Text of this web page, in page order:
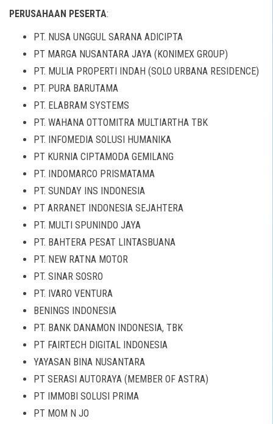
PERUSAHAAN PESERTA:
PT. NUSA UNGGUL SARANA ADICIPTA
PT MARGA NUSANTARA JAYA (KONIMEX GROUP)
PT. MULIA PROPERTI INDAH (SOLO URBANA RESIDENCE)
PT. PURA BARUTAMA
PT. ELABRAM SYSTEMS
PT. WAHANA OTTOMITRA MULTIARTHA TBK
PT. INFOMEDIA SOLUSI HUMANIKA
PT KURNIA CIPTAMODA GEMILANG
PT. INDOMARCO PRISMATAMA
PT. SUNDAY INS INDONESIA
PT ARRANET INDONESIA SEJAHTERA
PT. MULTI SPUNINDO JAYA
PT. BAHTERA PESAT LINTASBUANA
PT. NEW RATNA MOTOR
PT. SINAR SOSRO
PT. IVARO VENTURA
BENINGS INDONESIA
PT. BANK DANAMON INDONESIA, TBK
PT FAIRTECH DIGITAL INDONESIA
YAYASAN BINA NUSANTARA
PT SERASI AUTORAYA (MEMBER OF ASTRA)
PT IMMOBI SOLUSI PRIMA
PT MOM N JO